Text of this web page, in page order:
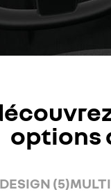
options
DESIGN (5)